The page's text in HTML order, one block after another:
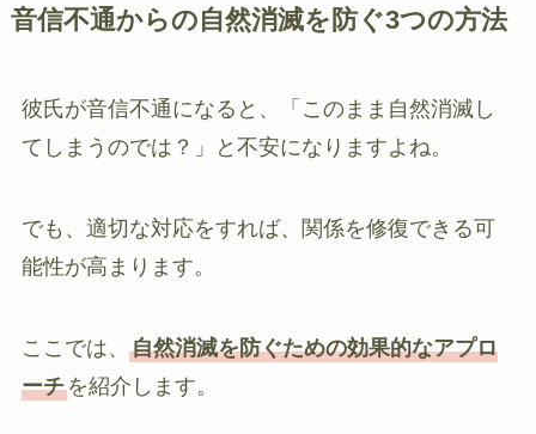
音信不通からの自然消滅を防ぐ3つの方法
彼氏が音信不通になると、「このまま自然消滅し
てしまうのでは？」と不安になりますよね。
でも、適切な対応をすれば、関係を修復できる可
能性が高まります。
ここでは、 自然消滅を防ぐための効果的なアプロ
ーチを紹介します。